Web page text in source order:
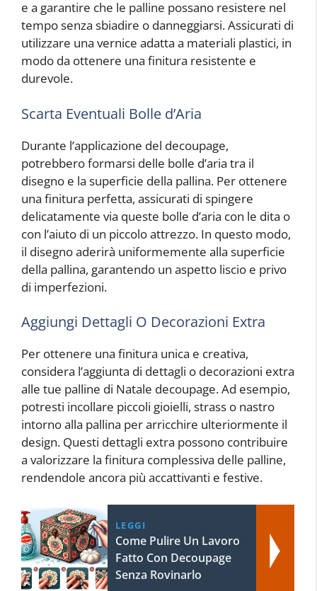
e a garantire che le palline possano resistere nel
tempo senza sbiadire o danneggiarsi. Assicurati di
utilizzare una vernice adatta a materiali plastici, in
modo da ottenere una finitura resistente e
durevole.
Scarta Eventuali Bolle d’Aria
Durante l’applicazione del decoupage,
potrebbero formarsi delle bolle d’aria tra il
disegno e la superficie della pallina. Per ottenere
una finitura perfetta, assicurati di spingere
delicatamente via queste bolle d’aria con le dita o
con l’aiuto di un piccolo attrezzo. In questo modo,
il disegno aderirà uniformemente alla superficie
della pallina, garantendo un aspetto liscio e privo
di imperfezioni.
Aggiungi Dettagli O Decorazioni Extra
Per ottenere una finitura unica e creativa,
considera l’aggiunta di dettagli o decorazioni extra
alle tue palline di Natale decoupage. Ad esempio,
potresti incollare piccoli gioielli, strass o nastro
intorno alla pallina per arricchire ulteriormente il
design. Questi dettagli extra possono contribuire
a valorizzare la finitura complessiva delle palline,
rendendole ancora più accattivanti e festive.
LEGGI
Come Pulire Un Lavoro
Fatto Con Decoupage
Senza Rovinarlo